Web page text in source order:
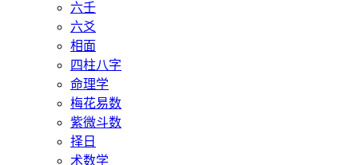
六壬
六爻
相面
四柱八字
命理学
梅花易数
紫微斗数
择日
术数学